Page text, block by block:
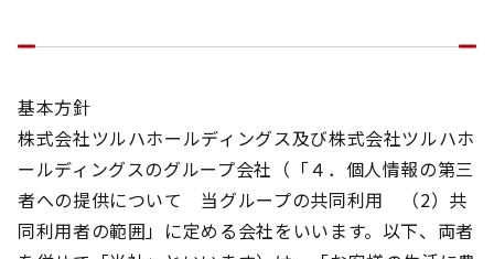
プ
る
基本方針
株式会社ツルハホールディングス及び株式会社ツルハホ
ールディングスのグループ会社（「４．個人情報の第三
者への提供について 当グループの共同利用 （2）共
同利用者の範囲」に定める会社をいいます。以下、両者